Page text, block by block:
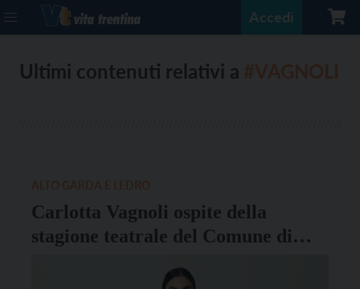
Accedi
Ultimi contenuti relativi a
Carlotta Vagnoli ospite della
stagione teatrale del Comune di